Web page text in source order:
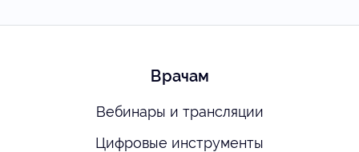
Врачам
Вебинары и трансляции
Цифровые инструменты